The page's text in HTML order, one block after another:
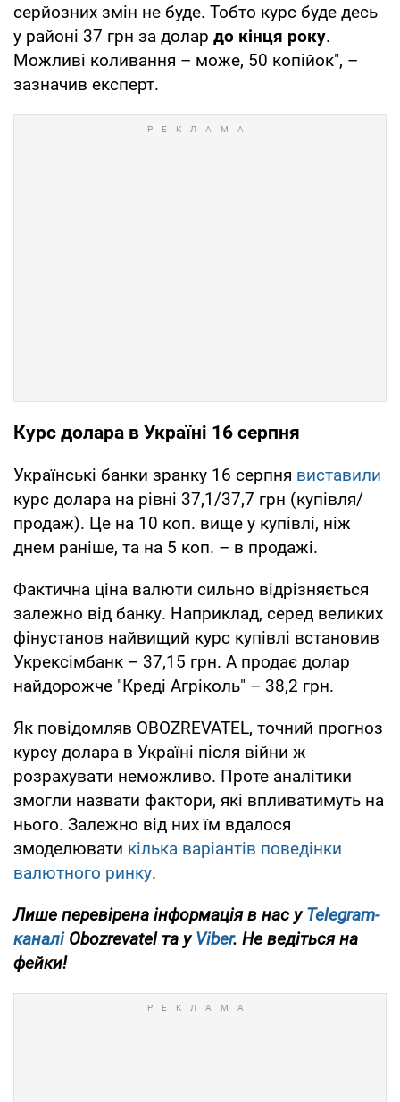
серйозних змін не буде. Тобто курс буде десь
у районі 37 грн за долар до кінця року.
Можливі коливання – може, 50 копійок", –
зазначив експерт.
Курс долара в Україні 16 серпня
Українські банки зранку 16 серпня виставили
курс долара на рівні 37,1/37,7 грн (купівля/
продаж). Це на 10 коп. вище у купівлі, ніж
днем раніше, та на 5 коп. – в продажі.
Фактична ціна валюти сильно відрізняється
залежно від банку. Наприклад, серед великих
фінустанов найвищий курс купівлі встановив
Укрексімбанк – 37,15 грн. А продає долар
найдорожче "Креді Агріколь" – 38,2 грн.
Як повідомляв OBOZREVATEL, точний прогноз
курсу долара в Україні після війни ж
розрахувати неможливо. Проте аналітики
змогли назвати фактори, які впливатимуть на
нього. Залежно від них їм вдалося
змоделювати кілька варіантів поведінки
валютного ринку.
Лише перевірена інформація в нас уTelegram-
каналіObozrevatel та уViber. Не ведіться на
фейки!